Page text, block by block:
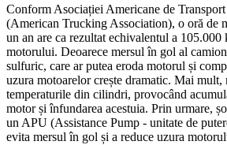
Conform Asociației Americane de
(American Trucking Association), o oră de
un an are ca rezultat echivalentul a 105.000
motorului. Deoarece mersul în gol al
sulfuric, care ar putea eroda motorul și
uzura motoarelor crește dramatic. Mai
temperaturile din cilindri, provocând
motor și înfundarea acestuia. Prin urmare,
un APU (Assistance Pump - unitate de
evita mersul în gol și a reduce uzura